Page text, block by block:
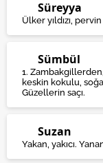
Süreyya
Ülker yıldızı, pervin
Sümbül
1.
keskin kokulu,
Güzellerin saçı.
Suzan
Yakan, yakıcı.